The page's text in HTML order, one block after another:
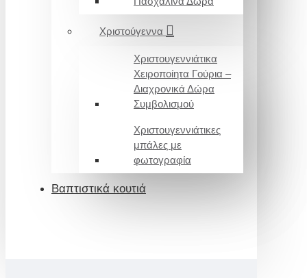
Χριστούγεννα
Χριστουγεννιάτικα
Χειροποίητα Γούρια –
Διαχρονικά Δώρα
Συμβολισμού
Χριστουγεννιάτικες
μπάλες με
φωτογραφία
Βαπτιστικά κουτιά